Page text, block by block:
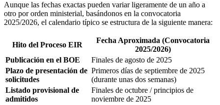
Aunque las fechas exactas pueden variar ligeramente de un año a
otro por orden ministerial, basándonos en la convocatoria
2025/2026, el calendario típico se estructura de la siguiente manera:
Hito del Proceso EIR
Fecha Aproximada (Convocatoria
2025/2026)
Publicación en el BOE
Finales de agosto de 2025
Plazo de presentación de
solicitudes
Primeros días de septiembre de 2025
(durante unas dos semanas)
Listado provisional de
admitidos
Finales de octubre / principios de
noviembre de 2025